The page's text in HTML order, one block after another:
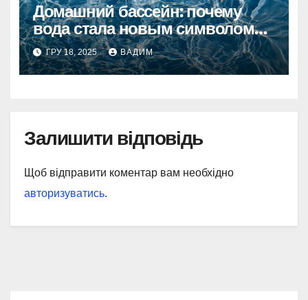
Домашний бассейн: почему
вода стала новым символом
комфорта
ГРУ 18, 2025 ВАДИМ
Залишити відповідь
Щоб відправити коментар вам необхідно
авторизуватись.